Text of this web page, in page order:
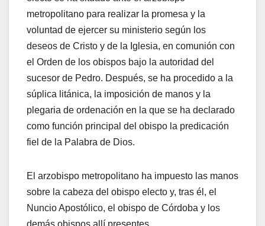
metropolitano para realizar la promesa y la
voluntad de ejercer su ministerio según los
deseos de Cristo y de la Iglesia, en comunión con
el Orden de los obispos bajo la autoridad del
sucesor de Pedro. Después, se ha procedido a la
súplica litánica, la imposición de manos y la
plegaria de ordenación en la que se ha declarado
como función principal del obispo la predicación
fiel de la Palabra de Dios.
El arzobispo metropolitano ha impuesto las manos
sobre la cabeza del obispo electo y, tras él, el
Nuncio Apostólico, el obispo de Córdoba y los
demás obispos allí presentes.